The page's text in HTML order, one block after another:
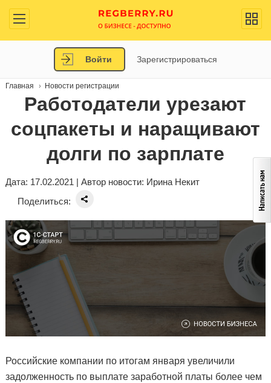
Войти Зарегистрироваться
Главная Новости регистрации
Работодатели урезают
соцпакеты и наращивают
долги по зарплате
Дата: 17.02.2021 | Автор новости: Ирина Некит
Поделиться:
Российские компании по итогам января увеличили
задолженность по выплате заработной платы более чем